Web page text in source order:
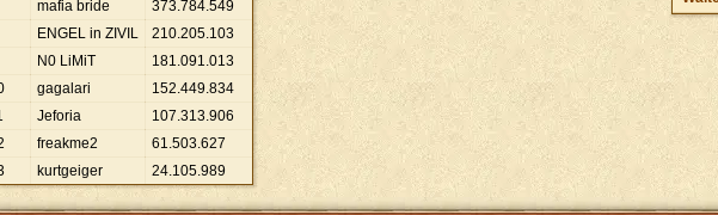
mafia bride 373.784.549
ENGEL in ZIVIL 210.205.103
N0 LiMiT 181.091.013
gagalari 152.449.834
Jeforia 107.313.906
freakme2 61.503.627
kurtgeiger 24.105.989